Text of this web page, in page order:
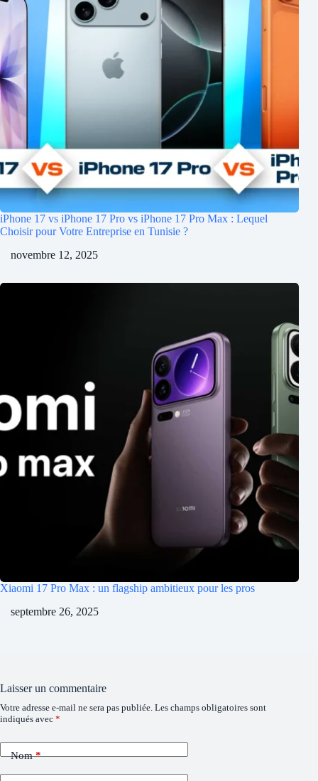
iPhone 17 vs iPhone 17 Pro vs iPhone 17 Pro Max : Lequel
Choisir pour Votre Entreprise en Tunisie ?
novembre 12, 2025
Xiaomi 17 Pro Max : un flagship ambitieux pour les pros
septembre 26, 2025
Laisser un commentaire
Votre adresse e-mail ne sera pas publiée. Les champs obligatoires sont
indiqués avec *
Nom*